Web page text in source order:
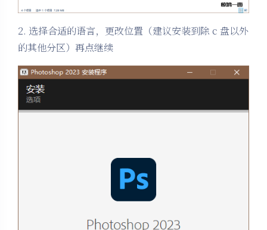
2. 选择合适的语言，更改位置（建议安装到除 c 盘以外
的其他分区）再点继续